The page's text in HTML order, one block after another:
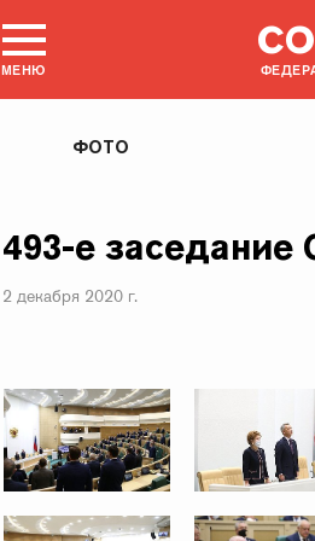
МЕНЮ
ФОТО
493-е
2 декабря 2020 г.